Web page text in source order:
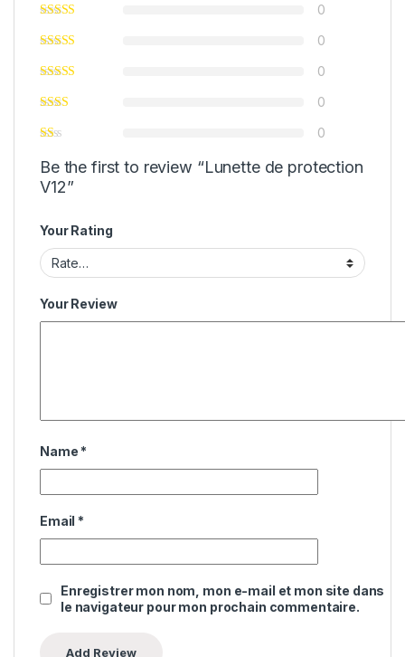
0
0
0
0
0
Be the first to review “Lunette de protection
V12”
Your Rating
Your Review
Name *
Email *
Enregistrer mon nom, mon e-mail et mon site dans
le navigateur pour mon prochain commentaire.